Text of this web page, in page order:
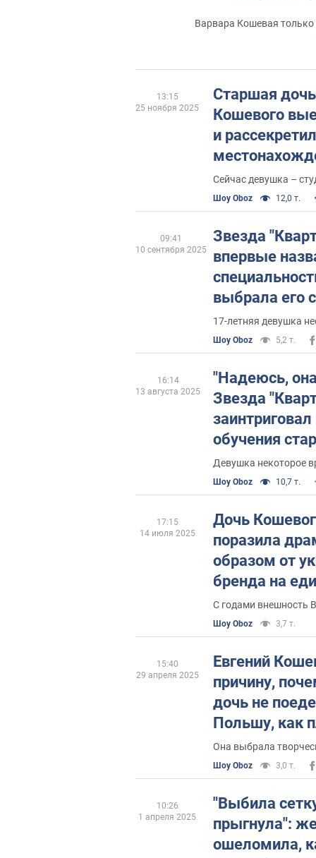
Варвара Кошевая
Старшая
Кошевого
и
Сейчас девушка –
Шоу Oboz 12,0 т.
13:15
25 ноября 2025
Звезда
впервые
выбрала его
вокала и
17-летняя девушка
Шоу Oboz 5,2 т.
09:41
10 сентября 2025
"Надеюсь,
Звезда
обучения
которая
Польшу
Девушка некоторое
Шоу Oboz 10,7 т.
16:14
13 августа 2025
Дочь
поразила
образом от
бренда на
в Instagram
С годами внешность
Шоу Oboz 3,7 т.
17:15
14 июля 2025
Евгений
причину,
дочь не
Польшу, как
Она выбрала
Шоу Oboz 3,0 т.
15:40
29 апреля 2025
"Выбила
прыгнула":
ошеломила,
10:26
1 апреля 2025